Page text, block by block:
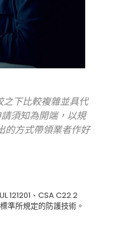
之下比較複雜並具代
須知為開端，以規
的方式帶領業者作好
121201、CSA C22.2
準所規定的防護技術。